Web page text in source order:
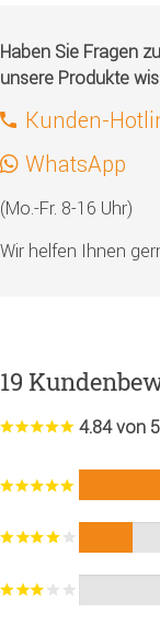
Haben Sie Fragen
unsere Produkte
Kunden-
WhatsApp
(Mo.-Fr. 8-16 Uhr)
Wir helfen Ihnen
19
4.84 von